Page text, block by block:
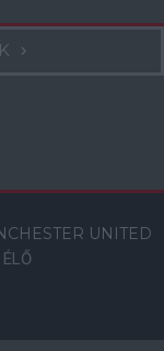
UNITED